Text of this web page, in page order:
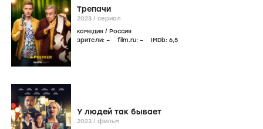
Трепачи
2023 / сериал
комедия / Россия
зрители: – film.ru: – IMDb: 6,5
У людей так бывает
2023 / фильм